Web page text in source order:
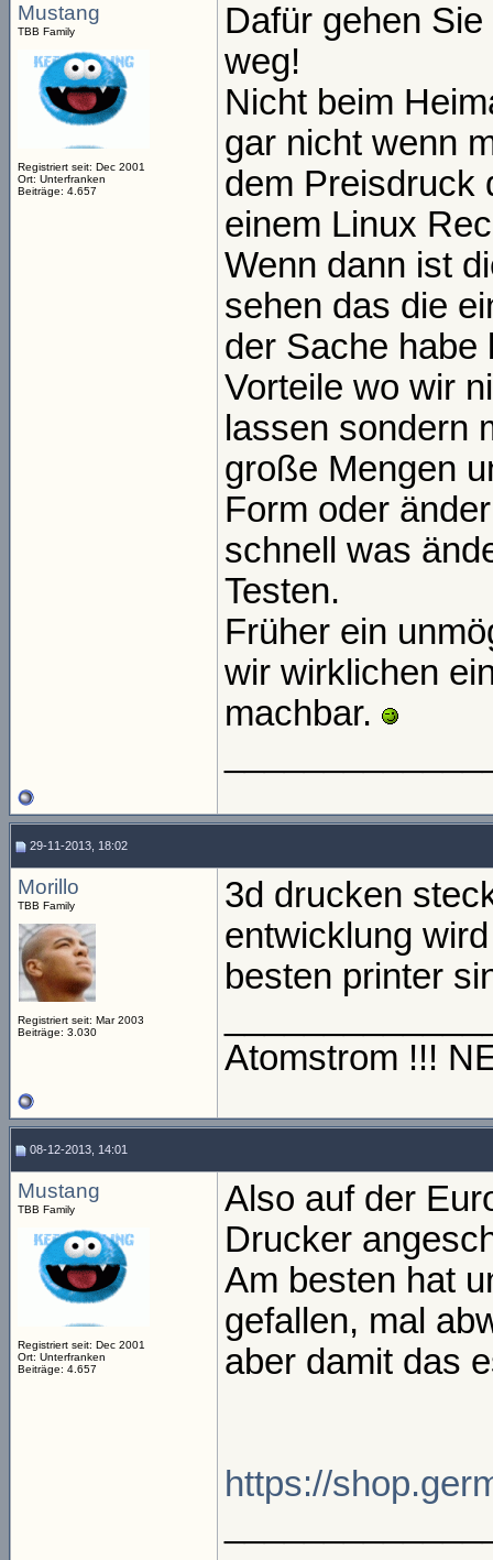
Mustang
TBB Family
Registriert seit: Dec 2001
Ort: Unterfranken
Beiträge: 4.657
Dafür gehen
weg!
Nicht beim
gar nicht wenn
dem Preisdruck
einem Linux
Wenn dann ist
sehen das die
der Sache habe
Vorteile wo wir
lassen sondern
große Mengen
Form oder
schnell was
Testen.
Früher ein
wir wirklichen
machbar.
29-11-2013, 18:02
Morillo
TBB Family
Registriert seit: Mar 2003
Beiträge: 3.030
3d drucken
entwicklung
besten printer
Atomstrom !!!
08-12-2013, 14:01
Mustang
TBB Family
Registriert seit: Dec 2001
Ort: Unterfranken
Beiträge: 4.657
Also auf der
Drucker
Am besten hat
gefallen, mal
aber damit das
https://